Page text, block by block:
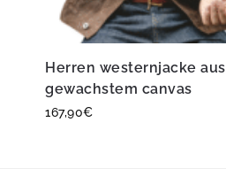
Herren westernjacke aus
gewachstem canvas
167,90€